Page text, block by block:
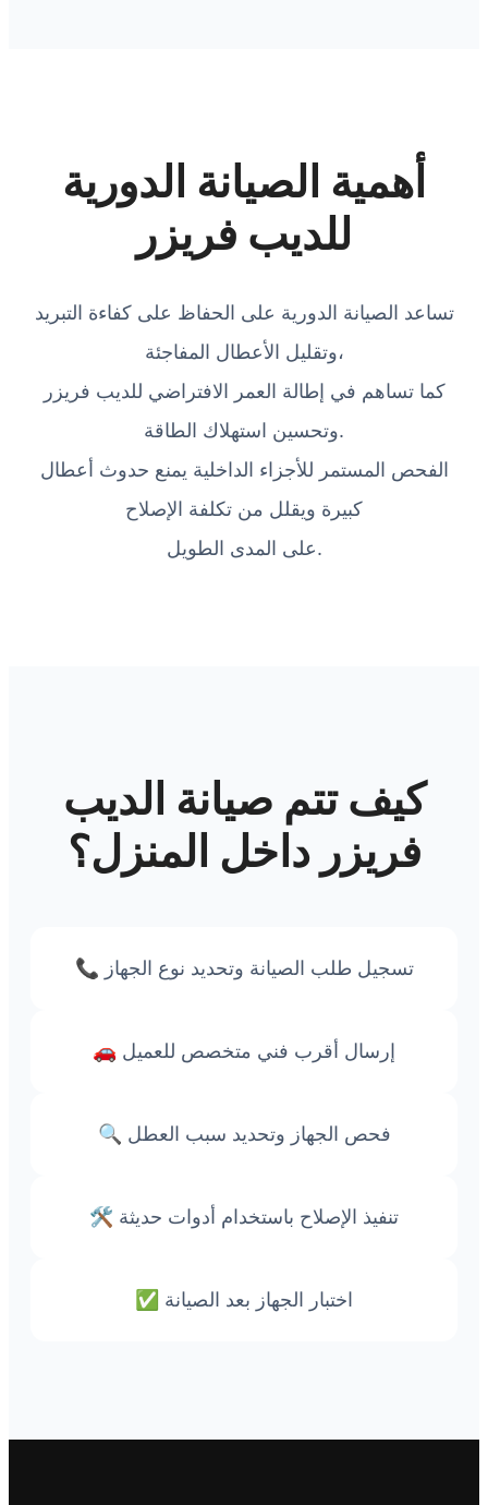
أهمية الصيانة الدورية
للديب فريزر
تساعد الصيانة الدورية على الحفاظ على كفاءة التبريد
وتقليل الأعطال المفاجئة،
كما تساهم في إطالة العمر الافتراضي للديب فريزر
وتحسين استهلاك الطاقة.
الفحص المستمر للأجزاء الداخلية يمنع حدوث أعطال
كبيرة ويقلل من تكلفة الإصلاح
على المدى الطويل.
كيف تتم صيانة الديب
فريزر داخل المنزل؟
📞 تسجيل طلب الصيانة وتحديد نوع الجهاز
🚗 إرسال أقرب فني متخصص للعميل
🔍 فحص الجهاز وتحديد سبب العطل
🛠️ تنفيذ الإصلاح باستخدام أدوات حديثة
✅ اختبار الجهاز بعد الصيانة